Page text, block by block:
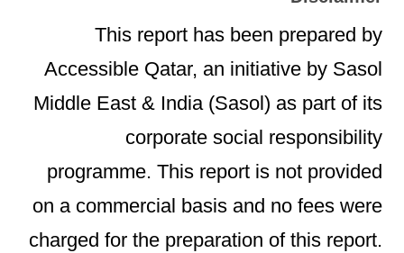
This report has been prepared by
Accessible Qatar, an initiative by Sasol
Middle East & India (Sasol) as part of its
corporate social responsibility
programme. This report is not provided
on a commercial basis and no fees were
charged for the preparation of this report.